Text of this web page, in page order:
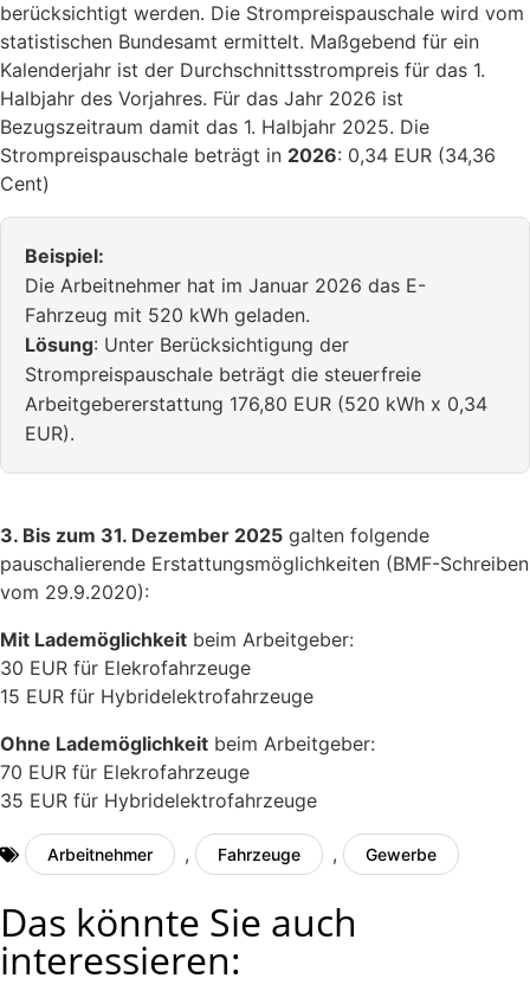
berücksichtigt werden. Die Strompreispauschale wird vom
statistischen Bundesamt ermittelt. Maßgebend für ein
Kalenderjahr ist der Durchschnittsstrompreis für das 1.
Halbjahr des Vorjahres. Für das Jahr 2026 ist
Bezugszeitraum damit das 1. Halbjahr 2025. Die
Strompreispauschale beträgt in 2026: 0,34 EUR (34,36
Cent)
Beispiel:
Die Arbeitnehmer hat im Januar 2026 das E-
Fahrzeug mit 520 kWh geladen.
Lösung: Unter Berücksichtigung der
Strompreispauschale beträgt die steuerfreie
Arbeitgebererstattung 176,80 EUR (520 kWh x 0,34
EUR).
3. Bis zum 31. Dezember 2025 galten folgende
pauschalierende Erstattungsmöglichkeiten (BMF-Schreiben
vom 29.9.2020):
Mit Lademöglichkeit beim Arbeitgeber:
30 EUR für Elekrofahrzeuge
15 EUR für Hybridelektrofahrzeuge
Ohne Lademöglichkeit beim Arbeitgeber:
70 EUR für Elekrofahrzeuge
35 EUR für Hybridelektrofahrzeuge
Arbeitnehmer , Fahrzeuge , Gewerbe
Das könnte Sie auch
interessieren: